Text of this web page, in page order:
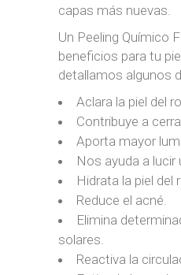
capas más nuevas.
Un Peeling Químico
beneficios para tu
detallamos algunos
Aclara la piel del
Contribuye a
Aporta mayor
Nos ayuda a lucir
Hidrata la piel del
Reduce el acné.
Elimina
solares.
Reactiva la